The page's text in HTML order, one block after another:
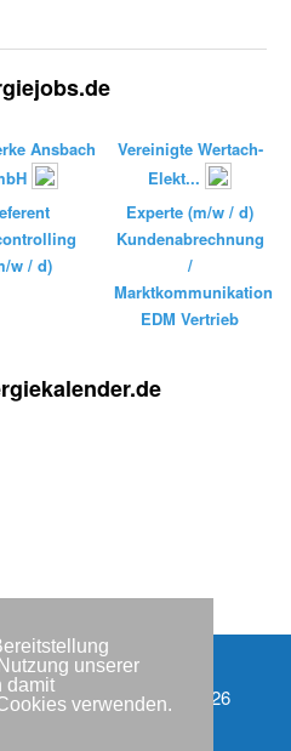
unserer
damit
verwenden.
Ansbach
w / d)
Vereinigte Wertach-
Elekt...
Experte (m/w / d)
Kundenabrechnung
/
Marktkommunikation
EDM Vertrieb
Copyright © IWR 2026